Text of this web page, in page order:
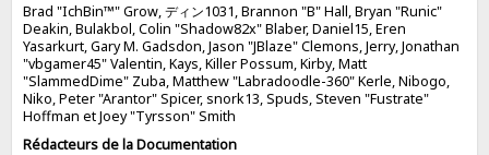
Brad "IchBin™" Grow, ディン1031, Brannon "B" Hall, Bryan "Runic"
Deakin, Bulakbol, Colin "Shadow82x" Blaber, Daniel15, Eren
Yasarkurt, Gary M. Gadsdon, Jason "JBlaze" Clemons, Jerry, Jonathan
"vbgamer45" Valentin, Kays, Killer Possum, Kirby, Matt
"SlammedDime" Zuba, Matthew "Labradoodle-360" Kerle, Nibogo,
Niko, Peter "Arantor" Spicer, snork13, Spuds, Steven "Fustrate"
Hoffman et Joey "Tyrsson" Smith
Rédacteurs de la Documentation